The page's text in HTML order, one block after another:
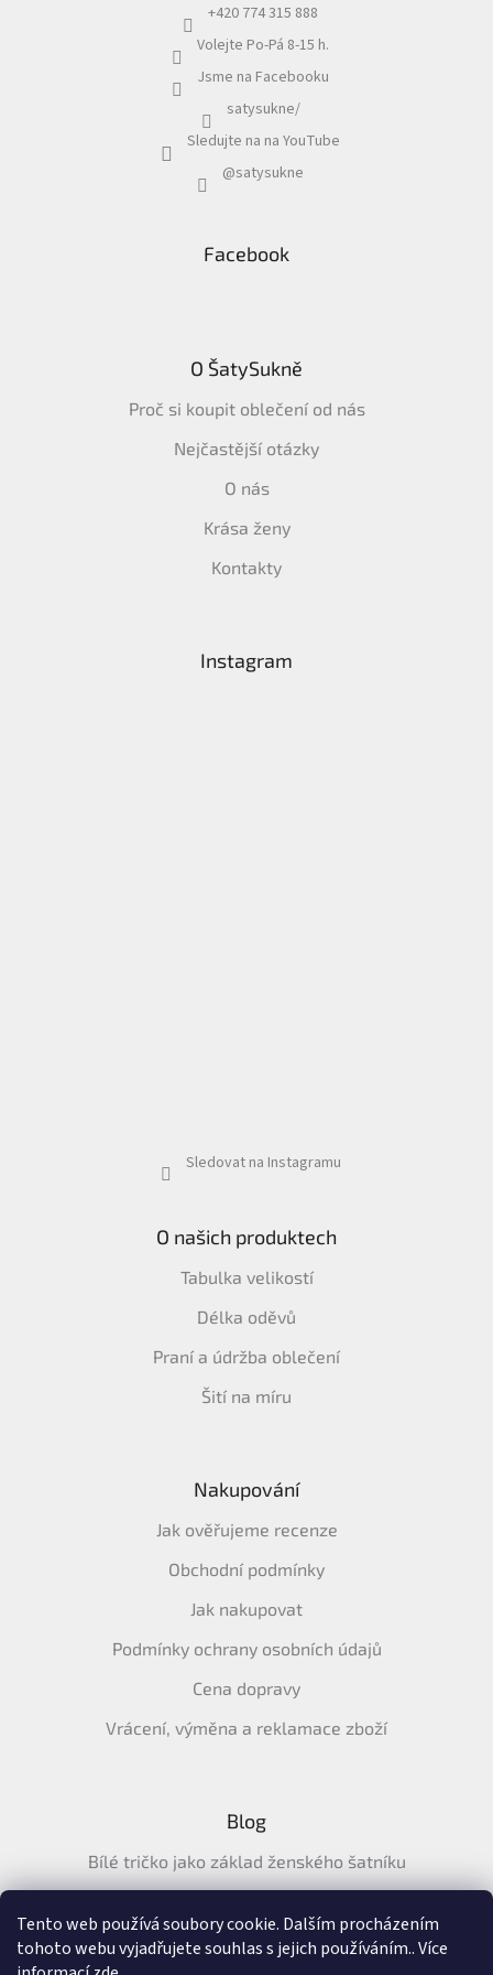
Tento web používá soubory cookie. Dalším procházením
tohoto webu vyjadřujete souhlas s jejich používáním.. Více
+420 774 315 888
Volejte Po-Pá 8-15 h.
Jsme na Facebooku
satysukne/
Sledujte na na YouTube
@satysukne
Facebook
O ŠatySukně
Proč si koupit oblečení od nás
Nejčastější otázky
O nás
Krása ženy
Kontakty
Instagram
Sledovat na Instagramu
O našich produktech
Tabulka velikostí
Délka oděvů
Praní a údržba oblečení
Šití na míru
Nakupování
Jak ověřujeme recenze
Obchodní podmínky
Jak nakupovat
Podmínky ochrany osobních údajů
Cena dopravy
Vrácení, výměna a reklamace zboží
Blog
Bílé tričko jako základ ženského šatníku
tričko na léto
Průvodce letními šaty: pohodlné, vzdušné a ženské šaty na